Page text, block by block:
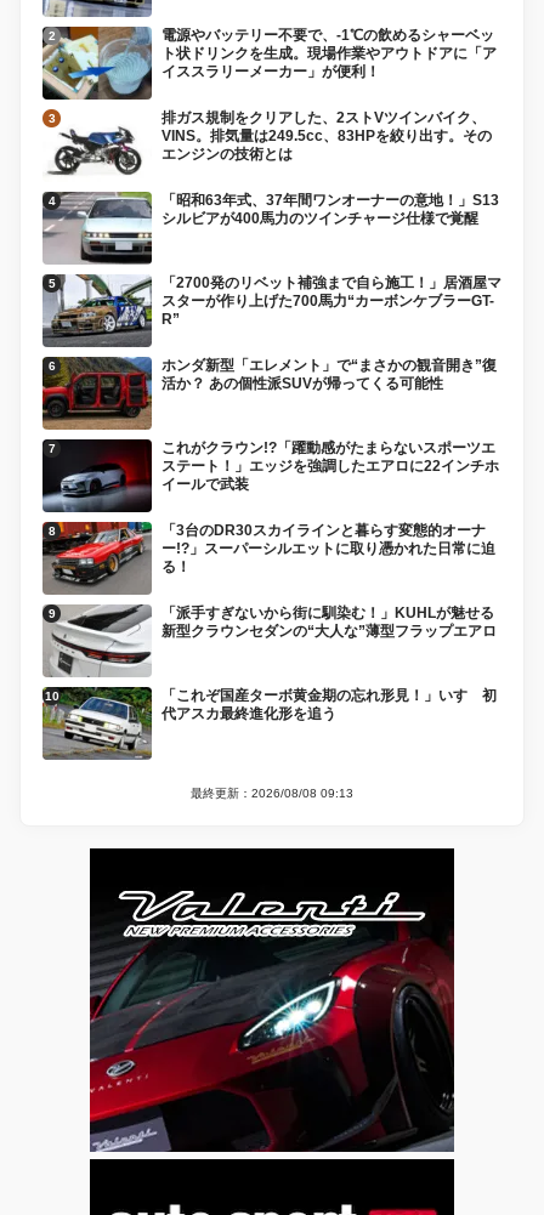
電源やバッテリー不要で、-1℃の飲めるシャーベッ
ト状ドリンクを生成。現場作業やアウトドアに「ア
イススラリーメーカー」が便利！
排ガス規制をクリアした、2ストVツインバイク、
VINS。排気量は249.5cc、83HPを絞り出す。その
エンジンの技術とは
「昭和63年式、37年間ワンオーナーの意地！」S13
シルビアが400馬力のツインチャージ仕様で覚醒
「2700発のリベット補強まで自ら施工！」居酒屋マ
スターが作り上げた700馬力“カーボンケブラーGT-
R”
ホンダ新型「エレメント」で“まさかの観音開き”復
活か？ あの個性派SUVが帰ってくる可能性
これがクラウン!?「躍動感がたまらないスポーツエ
ステート！」エッジを強調したエアロに22インチホ
イールで武装
「3台のDR30スカイラインと暮らす変態的オーナ
ー!?」スーパーシルエットに取り憑かれた日常に迫
る！
「派手すぎないから街に馴染む！」KUHLが魅せる
新型クラウンセダンの“大人な”薄型フラップエアロ
「これぞ国産ターボ黄金期の忘れ形見！」いすゞ初
代アスカ最終進化形を追う
最終更新：2026/08/08 09:13